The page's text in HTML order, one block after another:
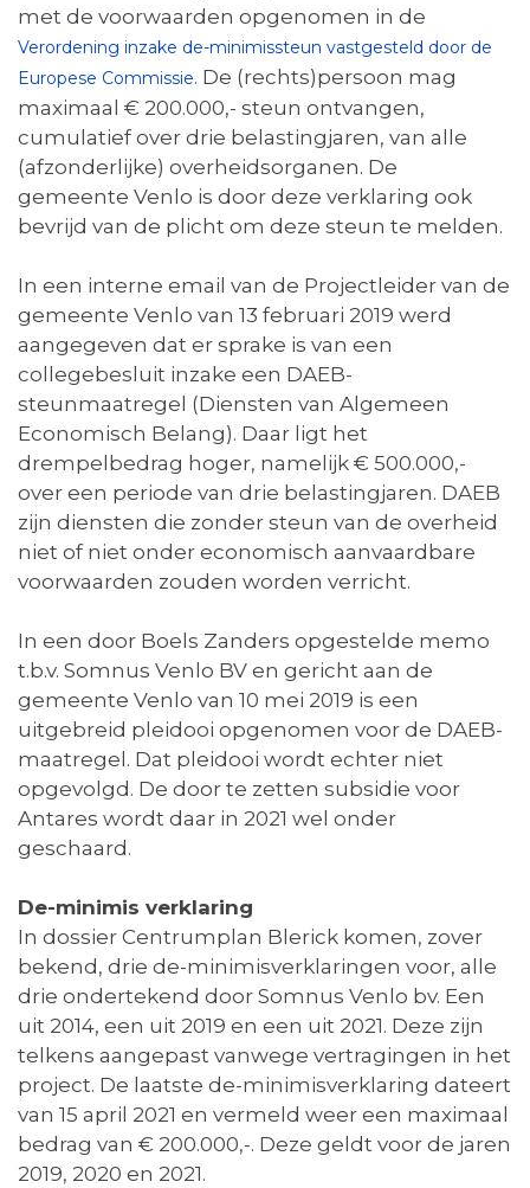
met de voorwaarden opgenomen in de
Verordening inzake de-minimissteun vastgesteld door de
Europese Commissie. De (rechts)persoon mag
maximaal € 200.000,- steun ontvangen,
cumulatief over drie belastingjaren, van alle
(afzonderlijke) overheidsorganen. De
gemeente Venlo is door deze verklaring ook
bevrijd van de plicht om deze steun te melden.
In een interne email van de Projectleider van de
gemeente Venlo van 13 februari 2019 werd
aangegeven dat er sprake is van een
collegebesluit inzake een DAEB-
steunmaatregel (Diensten van Algemeen
Economisch Belang). Daar ligt het
drempelbedrag hoger, namelijk € 500.000,-
over een periode van drie belastingjaren. DAEB
zijn diensten die zonder steun van de overheid
niet of niet onder economisch aanvaardbare
voorwaarden zouden worden verricht.
In een door Boels Zanders opgestelde memo
t.b.v. Somnus Venlo BV en gericht aan de
gemeente Venlo van 10 mei 2019 is een
uitgebreid pleidooi opgenomen voor de DAEB-
maatregel. Dat pleidooi wordt echter niet
opgevolgd. De door te zetten subsidie voor
Antares wordt daar in 2021 wel onder
geschaard.
De-minimis verklaring
In dossier Centrumplan Blerick komen, zover
bekend, drie de-minimisverklaringen voor, alle
drie ondertekend door Somnus Venlo bv. Een
uit 2014, een uit 2019 en een uit 2021. Deze zijn
telkens aangepast vanwege vertragingen in het
project. De laatste de-minimisverklaring dateert
van 15 april 2021 en vermeld weer een maximaal
bedrag van € 200.000,-. Deze geldt voor de jaren
2019, 2020 en 2021.